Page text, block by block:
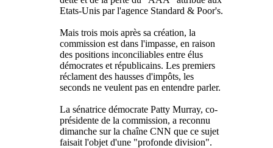
Etats-Unis par l'agence Standard & Poor's.
Mais trois mois après sa création, la
commission est dans l'impasse, en raison
des positions inconciliables entre élus
démocrates et républicains. Les premiers
réclament des hausses d'impôts, les
seconds ne veulent pas en entendre parler.
La sénatrice démocrate Patty Murray, co-
présidente de la commission, a reconnu
dimanche sur la chaîne CNN que ce sujet
faisait l'objet d'une "profonde division".